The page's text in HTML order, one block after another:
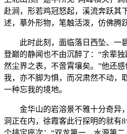
赴涧，形若鸡冠怒起，溪流奔跃其
述，摹外形物，笔触活泼，仿佛腾
此时此刻，面临落日西坠、一
登巅的静闻也不由沉醉了：“余辈
然尘界之表，不啻霄壤矣。”他还
我，亦不脚为惧，而况肃然不动，
一种忘我的境地。
金华山的岩溶景不雅十分奇异
洞正在内，徐霞客此行探明的就有